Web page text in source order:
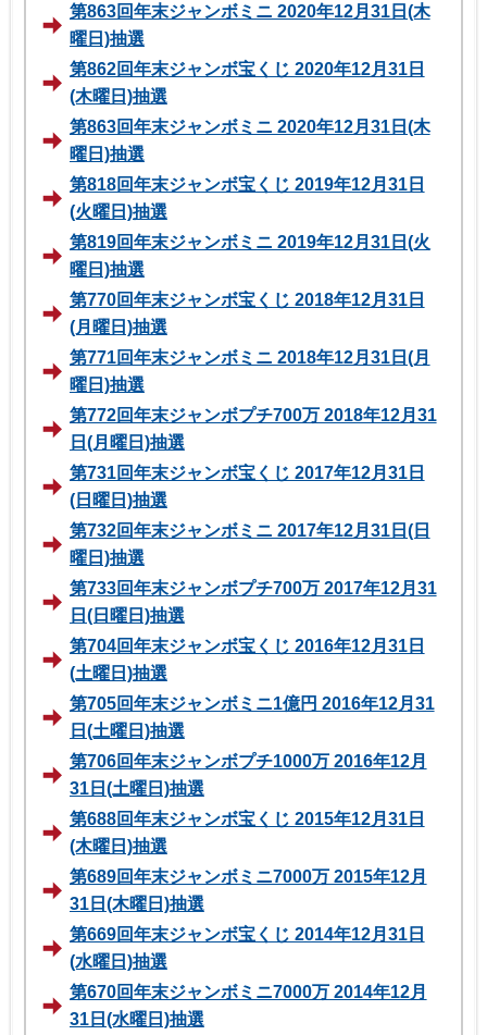
第863回年末ジャンボミニ 2020年12月31日(木
曜日)抽選
第862回年末ジャンボ宝くじ 2020年12月31日
(木曜日)抽選
第863回年末ジャンボミニ 2020年12月31日(木
曜日)抽選
第818回年末ジャンボ宝くじ 2019年12月31日
(火曜日)抽選
第819回年末ジャンボミニ 2019年12月31日(火
曜日)抽選
第770回年末ジャンボ宝くじ 2018年12月31日
(月曜日)抽選
第771回年末ジャンボミニ 2018年12月31日(月
曜日)抽選
第772回年末ジャンボプチ700万 2018年12月31
日(月曜日)抽選
第731回年末ジャンボ宝くじ 2017年12月31日
(日曜日)抽選
第732回年末ジャンボミニ 2017年12月31日(日
曜日)抽選
第733回年末ジャンボプチ700万 2017年12月31
日(日曜日)抽選
第704回年末ジャンボ宝くじ 2016年12月31日
(土曜日)抽選
第705回年末ジャンボミニ1億円 2016年12月31
日(土曜日)抽選
第706回年末ジャンボプチ1000万 2016年12月
31日(土曜日)抽選
第688回年末ジャンボ宝くじ 2015年12月31日
(木曜日)抽選
第689回年末ジャンボミニ7000万 2015年12月
31日(木曜日)抽選
第669回年末ジャンボ宝くじ 2014年12月31日
(水曜日)抽選
第670回年末ジャンボミニ7000万 2014年12月
31日(水曜日)抽選